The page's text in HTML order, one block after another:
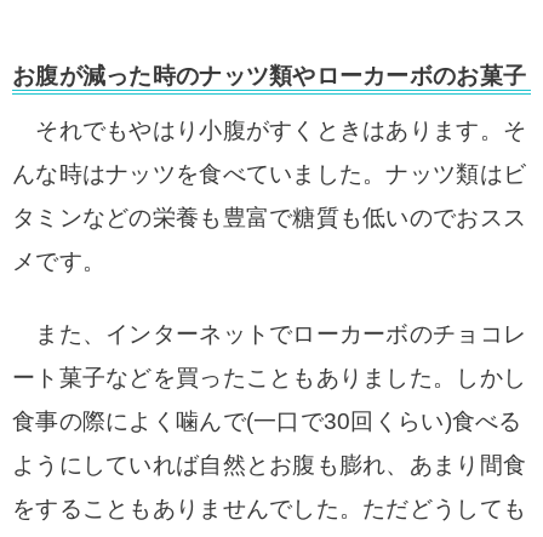
お腹が減った時のナッツ類やローカーボのお菓子
それでもやはり小腹がすくときはあります。そ
んな時はナッツを食べていました。ナッツ類はビ
タミンなどの栄養も豊富で糖質も低いのでおスス
メです。
また、インターネットでローカーボのチョコレ
ート菓子などを買ったこともありました。しかし
食事の際によく噛んで(一口で30回くらい)食べる
ようにしていれば自然とお腹も膨れ、あまり間食
をすることもありませんでした。ただどうしても